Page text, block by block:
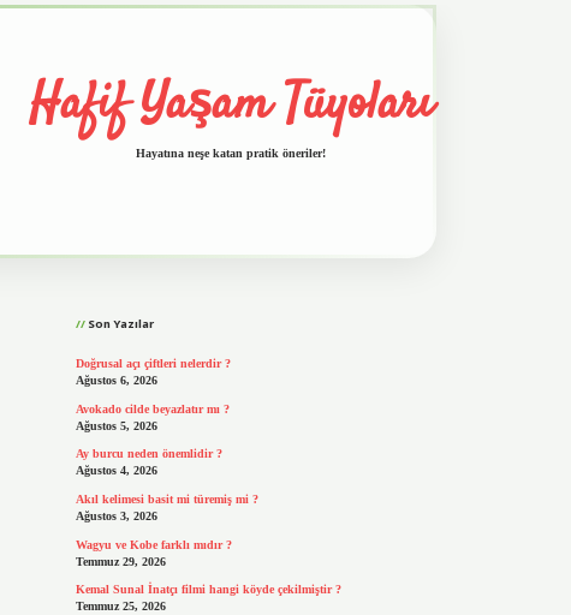
Hafif Yaşam Tüyoları
Hayatına neşe katan pratik öneriler!
Son Yazılar
Doğrusal açı çiftleri nelerdir ?
Ağustos 6, 2026
Avokado cilde beyazlatır mı ?
Ağustos 5, 2026
Ay burcu neden önemlidir ?
Ağustos 4, 2026
Akıl kelimesi basit mi türemiş mi ?
Ağustos 3, 2026
Wagyu ve Kobe farklı mıdır ?
Temmuz 29, 2026
Kemal Sunal İnatçı filmi hangi köyde çekilmiştir ?
Temmuz 25, 2026